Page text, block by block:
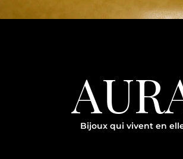
Bijoux qui vivent en